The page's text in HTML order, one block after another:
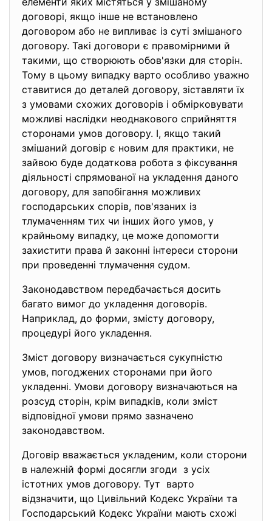
договорі, якщо інше не встановлено
договором або не випливає із суті змішаного
договору. Такі договори є правомірними й
такими, що створюють обов'язки для сторін.
Тому в цьому випадку варто особливо уважно
ставитися до деталей договору, зіставляти їх
з умовами схожих договорів і обмірковувати
можливі наслідки неоднакового сприйняття
сторонами умов договору. І, якщо такий
змішаний договір є новим для практики, не
зайвою буде додаткова робота з фіксування
діяльності спрямованої на укладення даного
договору, для запобігання можливих
господарських спорів, пов'язаних із
тлумаченням тих чи інших його умов, у
крайньому випадку, це може допомогти
захистити права й законні інтереси сторони
при проведенні тлумачення судом.
Законодавством передбачається досить
багато вимог до укладення договорів.
Наприклад, до форми, змісту договору,
процедурі його укладення.
Зміст договору визначається сукупністю
умов, погоджених сторонами при його
укладенні. Умови договору визначаються на
розсуд сторін, крім випадків, коли зміст
відповідної умови прямо зазначено
законодавством.
Договір вважається укладеним, коли сторони
в належній формі досягли згоди з усіх
істотних умов договору. Тут варто
відзначити, що Цивільний Кодекс України та
Господарський Кодекс України мають схожі